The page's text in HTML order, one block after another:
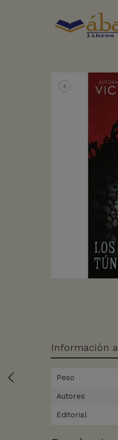
+
Información
Peso
Autores
Editorial